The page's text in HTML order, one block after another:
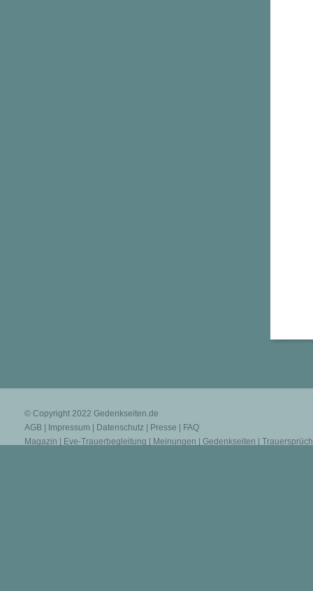
© Copyright 2022 Gedenkseiten.de
AGB
Impressum Datenschutz Presse
FAQ
Magazin
Eve-Trauerbegleitung Meinungen Gedenkseiten